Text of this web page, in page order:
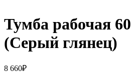
Тумба рабочая
(Серый глянец)
8 660₽